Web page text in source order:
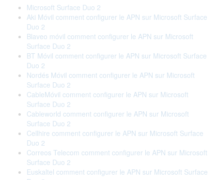
Microsoft Surface Duo 2
Aki Móvil comment configurer le APN sur Microsoft Surface
Duo 2
Blaveo móvil comment configurer le APN sur Microsoft
Surface Duo 2
BT Móvil comment configurer le APN sur Microsoft Surface
Duo 2
Nordés Móvil comment configurer le APN sur Microsoft
Surface Duo 2
CableMóvil comment configurer le APN sur Microsoft
Surface Duo 2
Cableworld comment configurer le APN sur Microsoft
Surface Duo 2
Cellhire comment configurer le APN sur Microsoft Surface
Duo 2
Correos Telecom comment configurer le APN sur Microsoft
Surface Duo 2
Euskaltel comment configurer le APN sur Microsoft Surface